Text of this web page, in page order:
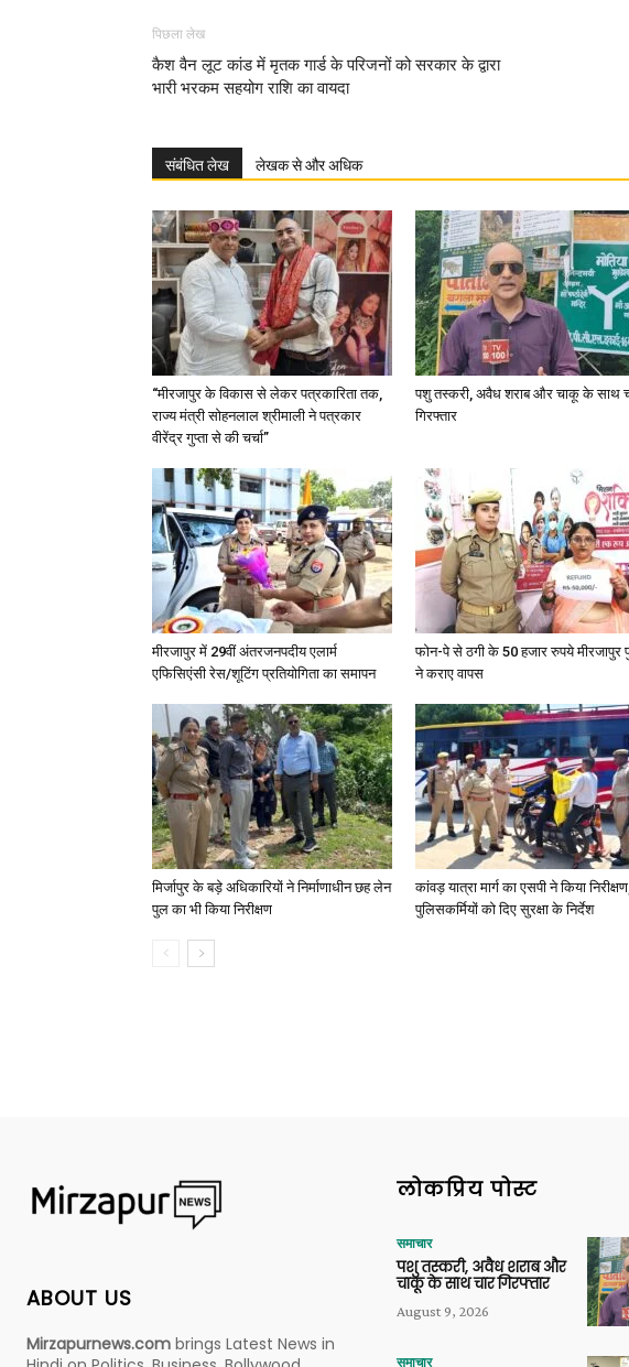
पिछला लेख
कैश वैन लूट कांड में मृतक गार्ड के परिजनों को सरकार के द्वारा
भारी भरकम सहयोग राशि का वायदा
संबंधित लेख लेखक से और अधिक
“मीरजापुर के विकास से लेकर पत्रकारिता तक,
राज्य मंत्री सोहनलाल श्रीमाली ने पत्रकार
वीरेंद्र गुप्ता से की चर्चा”
पशु तस्करी, अवैध शराब और चाकू के साथ
गिरफ्तार
मीरजापुर में 29वीं अंतरजनपदीय एलार्म
एफिसिएंसी रेस/शूटिंग प्रतियोगिता का समापन
फोन-पे से ठगी के 50 हजार रुपये मीरजापुर
ने कराए वापस
मिर्जापुर के बड़े अधिकारियों ने निर्माणाधीन छह लेन
पुल का भी किया निरीक्षण
कांवड़ यात्रा मार्ग का एसपी ने किया
पुलिसकर्मियों को दिए सुरक्षा के निर्देश
ABOUT US
Mirzapurnews.com brings Latest News in
लोकप्रिय पोस्ट
समाचार
पशु तस्करी, अवैध शराब और
चाकू के साथ चार गिरफ्तार
August 9, 2026
समाचार